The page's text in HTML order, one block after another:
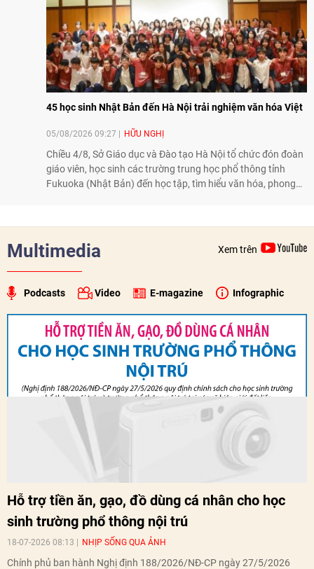
Thái Lan - Việt Nam ngày càng gắn bó, gần gũi.
45 học sinh Nhật Bản đến Hà Nội trải nghiệm văn hóa Việt
05/08/2026 09:27 HỮU NGHỊ
Chiều 4/8, Sở Giáo dục và Đào tạo Hà Nội tổ chức đón đoàn
giáo viên, học sinh các trường trung học phổ thông tỉnh
Fukuoka (Nhật Bản) đến học tập, tìm hiểu văn hóa, phong
Multimedia Xem trên
Podcasts Video E-magazine Infographic
Hỗ trợ tiền ăn, gạo, đồ dùng cá nhân cho học
sinh trường phổ thông nội trú
18-07-2026 08:13 NHỊP SỐNG QUA ẢNH
Chính phủ ban hành Nghị định 188/2026/NĐ-CP ngày 27/5/2026